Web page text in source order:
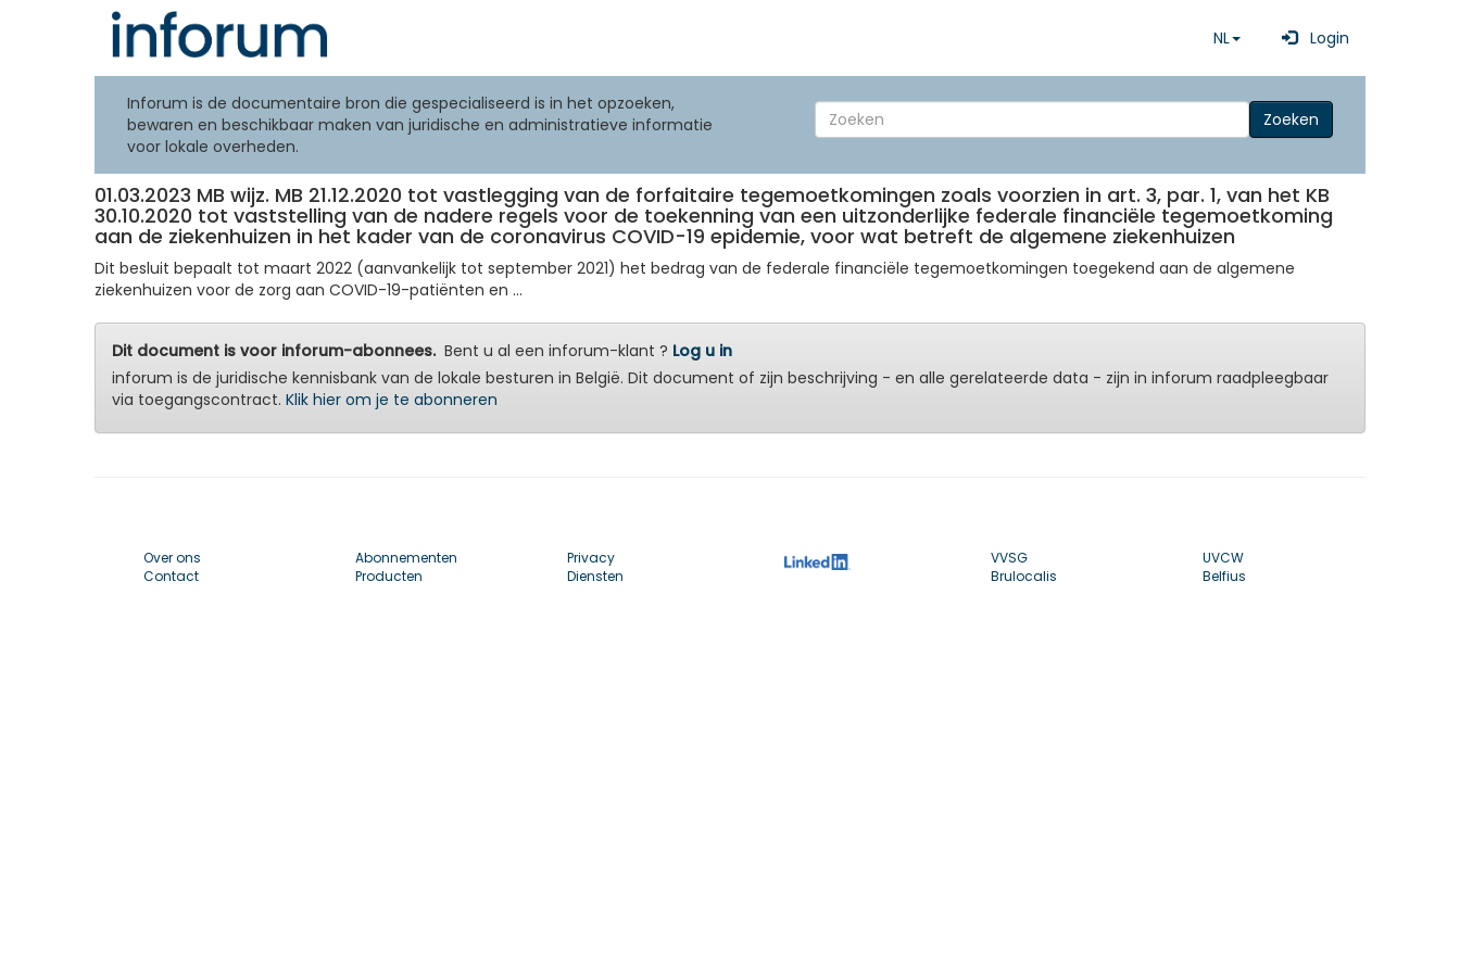
NL Login
Inforum is de documentaire bron die gespecialiseerd is in het opzoeken,
bewaren en beschikbaar maken van juridische en administratieve informatie
voor lokale overheden.
Zoeken
01.03.2023 MB wijz. MB 21.12.2020 tot vastlegging van de forfaitaire tegemoetkomingen zoals voorzien in art. 3, par. 1, van het KB
30.10.2020 tot vaststelling van de nadere regels voor de toekenning van een uitzonderlijke federale financiële tegemoetkoming
aan de ziekenhuizen in het kader van de coronavirus COVID-19 epidemie, voor wat betreft de algemene ziekenhuizen
Dit besluit bepaalt tot maart 2022 (aanvankelijk tot september 2021) het bedrag van de federale financiële tegemoetkomingen toegekend aan de algemene
ziekenhuizen voor de zorg aan COVID-19-patiënten en ...
Dit document is voor inforum-abonnees.Bent u al een inforum-klant ? Log u in
inforum is de juridische kennisbank van de lokale besturen in België. Dit document of zijn beschrijving - en alle gerelateerde data - zijn in inforum raadpleegbaar
via toegangscontract. Klik hier om je te abonneren
Over ons
Contact
Abonnementen
Producten
Privacy
Diensten
VVSG
Brulocalis
UVCW
Belfius